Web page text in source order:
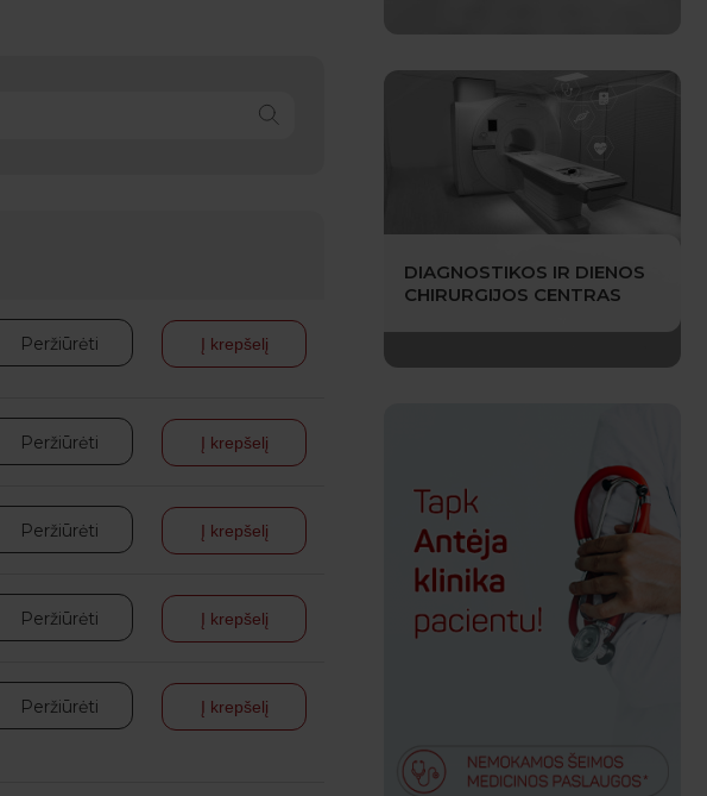
Peržiūrėti Į krepšelį
Peržiūrėti Į krepšelį
Peržiūrėti Į krepšelį
Peržiūrėti Į krepšelį
Peržiūrėti Į krepšelį
DIAGNOSTIKOS IR DIENOS
CHIRURGIJOS CENTRAS